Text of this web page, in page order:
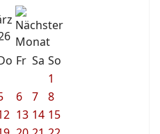
Fr Sa So
1
6 7
8
13 14 15